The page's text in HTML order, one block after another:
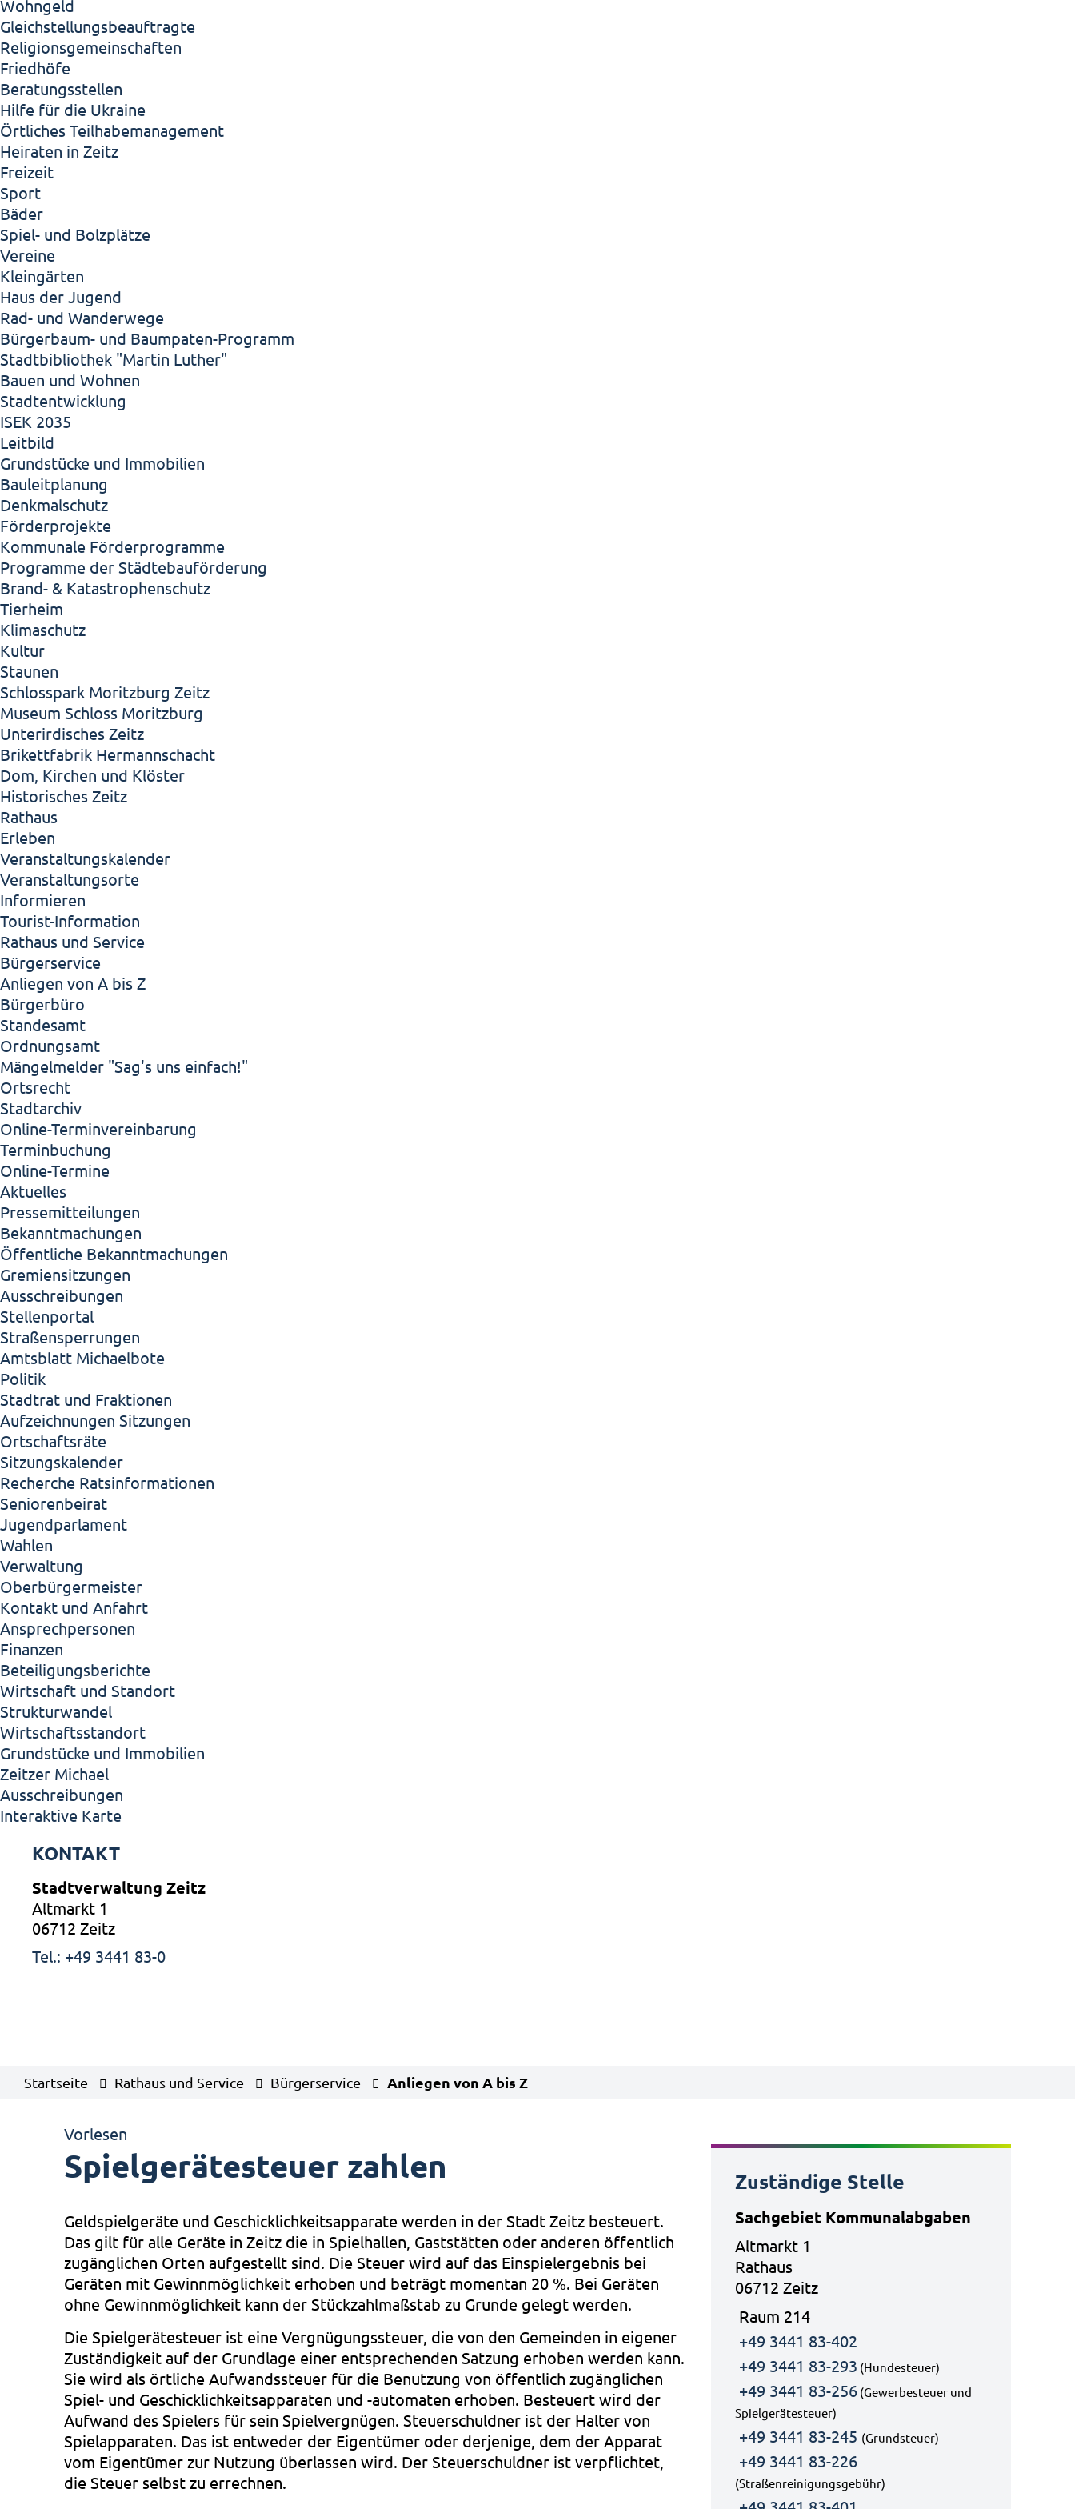
Wohngeld
Gleichstellungsbeauftragte
Religionsgemeinschaften
Friedhöfe
Beratungsstellen
Hilfe für die Ukraine
Örtliches Teilhabemanagement
Heiraten in Zeitz
Freizeit
Sport
Bäder
Spiel- und Bolzplätze
Vereine
Kleingärten
Haus der Jugend
Rad- und Wanderwege
Bürgerbaum- und Baumpaten-Programm
Stadtbibliothek "Martin Luther"
Bauen und Wohnen
Stadtentwicklung
ISEK 2035
Leitbild
Grundstücke und Immobilien
Bauleitplanung
Denkmalschutz
Förderprojekte
Kommunale Förderprogramme
Programme der Städtebauförderung
Brand- & Katastrophenschutz
Tierheim
Klimaschutz
Kultur
Staunen
Schlosspark Moritzburg Zeitz
Museum Schloss Moritzburg
Unterirdisches Zeitz
Brikettfabrik Hermannschacht
Dom, Kirchen und Klöster
Historisches Zeitz
Rathaus
Erleben
Veranstaltungskalender
Veranstaltungsorte
Informieren
Tourist-Information
Rathaus und Service
Bürgerservice
Anliegen von A bis Z
Bürgerbüro
Standesamt
Ordnungsamt
Mängelmelder "Sag's uns einfach!"
Ortsrecht
Stadtarchiv
Online-Terminvereinbarung
Terminbuchung
Online-Termine
Aktuelles
Pressemitteilungen
Bekanntmachungen
Öffentliche Bekanntmachungen
Gremiensitzungen
Ausschreibungen
Stellenportal
Straßensperrungen
Amtsblatt Michaelbote
Politik
Stadtrat und Fraktionen
Aufzeichnungen Sitzungen
Ortschaftsräte
Sitzungskalender
Recherche Ratsinformationen
Seniorenbeirat
Jugendparlament
Wahlen
Verwaltung
Oberbürgermeister
Kontakt und Anfahrt
Ansprechpersonen
Finanzen
Beteiligungsberichte
Wirtschaft und Standort
Strukturwandel
Wirtschaftsstandort
Grundstücke und Immobilien
Zeitzer Michael
Ausschreibungen
Interaktive Karte
KONTAKT
Stadtverwaltung Zeitz
Altmarkt 1
06712 Zeitz
Tel.: +49 3441 83-0
Startseite Rathaus und Service Bürgerservice Anliegen von A bis Z
Vorlesen
Spielgerätesteuer zahlen
Geldspielgeräte und Geschicklichkeitsapparate werden in der Stadt Zeitz besteuert.
Das gilt für alle Geräte in Zeitz die in Spielhallen, Gaststätten oder anderen öffentlich
zugänglichen Orten aufgestellt sind. Die Steuer wird auf das Einspielergebnis bei
Geräten mit Gewinnmöglichkeit erhoben und beträgt momentan 20 %. Bei Geräten
ohne Gewinnmöglichkeit kann der Stückzahlmaßstab zu Grunde gelegt werden.
Die Spielgerätesteuer ist eine Vergnügungssteuer, die von den Gemeinden in eigener
Zuständigkeit auf der Grundlage einer entsprechenden Satzung erhoben werden kann.
Sie wird als örtliche Aufwandssteuer für die Benutzung von öffentlich zugänglichen
Spiel- und Geschicklichkeitsapparaten und -automaten erhoben. Besteuert wird der
Aufwand des Spielers für sein Spielvergnügen. Steuerschuldner ist der Halter von
Spielapparaten. Das ist entweder der Eigentümer oder derjenige, dem der Apparat
vom Eigentümer zur Nutzung überlassen wird. Der Steuerschuldner ist verpflichtet,
die Steuer selbst zu errechnen.
Zuständige Stelle
Sachgebiet Kommunalabgaben
Altmarkt 1
Rathaus
06712 Zeitz
Raum 214
+49 3441 83-402
+49 3441 83-293 (Hundesteuer)
+49 3441 83-256 (Gewerbesteuer und
Spielgerätesteuer)
+49 3441 83-245 (Grundsteuer)
+49 3441 83-226
(Straßenreinigungsgebühr)